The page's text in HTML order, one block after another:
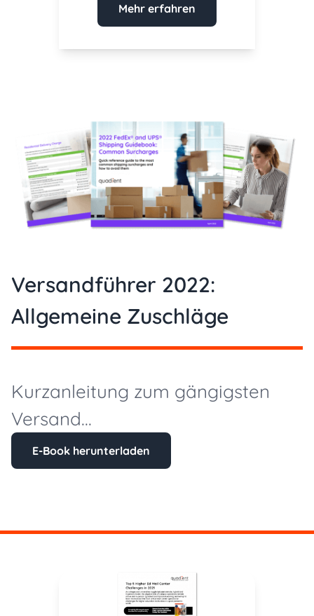
Mehr erfahren
Versandführer 2022:
Allgemeine Zuschläge
Kurzanleitung zum gängigsten
Versand...
E-Book herunterladen